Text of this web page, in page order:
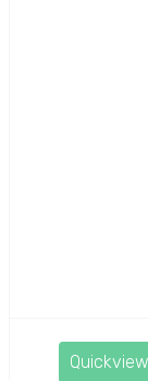
Quickview